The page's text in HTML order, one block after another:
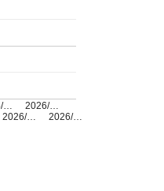
…
2026/…
2026/…
2026/…